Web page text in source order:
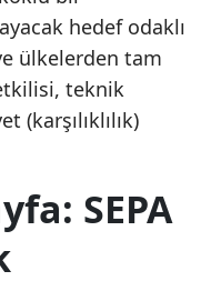
hedef odaklı
ülkelerden tam
teknik
SEPA